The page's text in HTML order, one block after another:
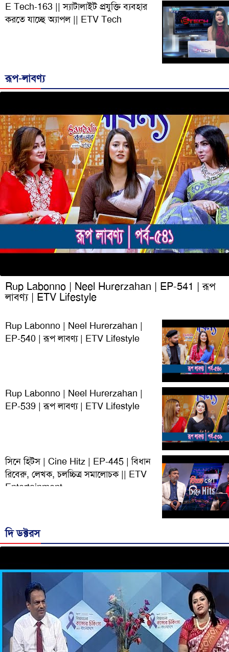
E Tech-163 || স্যাটালাইট প্রযুক্তি ব্যবহার
করতে যাচ্ছে অ্যাপল || ETV Tech
রূপ-লাবণ্য
Rup Labonno | Neel Hurerzahan | EP-541 | রূপ
লাবণ্য | ETV Lifestyle
Rup Labonno | Neel Hurerzahan |
EP-540 | রূপ লাবণ্য | ETV Lifestyle
Rup Labonno | Neel Hurerzahan |
EP-539 | রূপ লাবণ্য | ETV Lifestyle
সিনে হিটস | Cine Hitz | EP-445 | বিধান
রিবেরু, লেখক, চলচ্চিত্র সমালোচক || ETV
Entertainment
দি ডক্টরস